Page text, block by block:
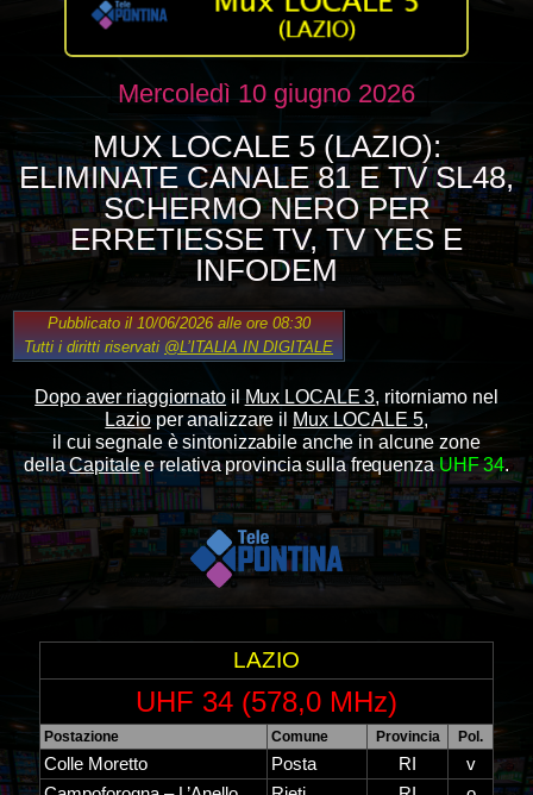
Mercoledì 10 giugno 2026
MUX LOCALE 5 (LAZIO):
ELIMINATE CANALE 81 E TV SL48,
SCHERMO NERO PER
ERRETIESSE TV, TV YES E
INFODEM
Pubblicato il 10/06/2026 alle ore 08:30
Tutti i diritti riservati @L’ITALIA IN DIGITALE
Dopo aver riaggiornatoil Mux LOCALE 3, ritorniamo nel
Lazioper analizzare il Mux LOCALE 5,
il cui segnale è sintonizzabile anche in alcune zone
dellaCapitalee relativa provincia sulla frequenzaUHF 34.
LAZIO
UHF 34 (578,0 MHz)
Postazione Comune Provincia Pol.
Colle Moretto Posta RI
v